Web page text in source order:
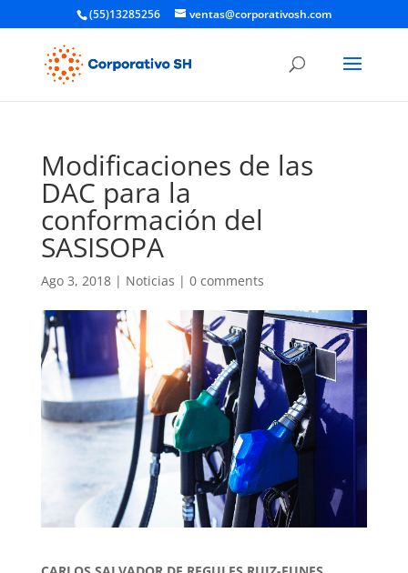
(55)13285256 ventas@corporativosh.com
Modificaciones de las
DAC para la
conformación del
SASISOPA
Ago 3, 2018| Noticias | 0 comments